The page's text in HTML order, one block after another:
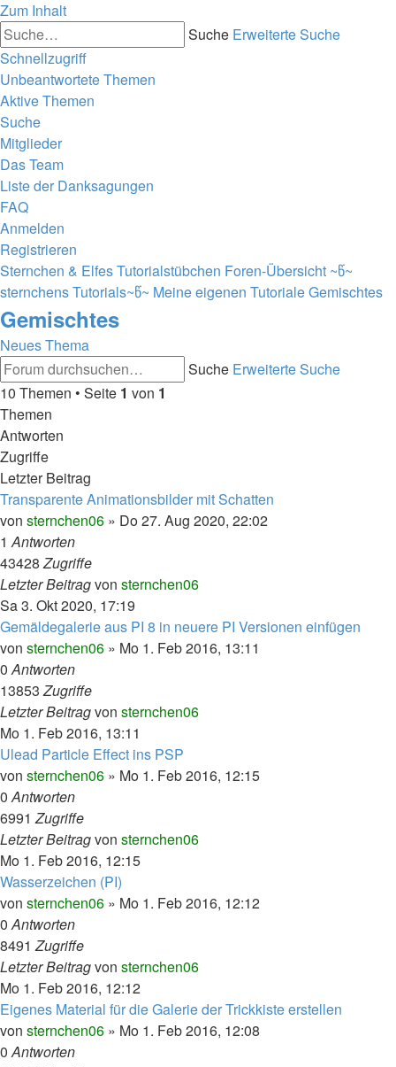
Zum Inhalt
Suche Erweiterte Suche
Schnellzugriff
Unbeantwortete Themen
Aktive Themen
Suche
Mitglieder
Das Team
Liste der Danksagungen
FAQ
Anmelden
Registrieren
Sternchen & Elfes Tutorialstübchen Foren-Übersicht ~წ~
sternchens Tutorials~წ~ Meine eigenen TutorialeGemischtes
Gemischtes
Neues Thema
Suche Erweiterte Suche
10 Themen • Seite 1 von 1
Themen
Antworten
Zugriffe
Letzter Beitrag
Transparente Animationsbilder mit Schatten
von sternchen06 » Do 27. Aug 2020, 22:02
1Antworten
43428Zugriffe
Letzter Beitragvon sternchen06
Sa 3. Okt 2020, 17:19
Gemäldegalerie aus PI 8 in neuere PI Versionen einfügen
von sternchen06 » Mo 1. Feb 2016, 13:11
0Antworten
13853Zugriffe
Letzter Beitragvon sternchen06
Mo 1. Feb 2016, 13:11
Ulead Particle Effect ins PSP
von sternchen06 » Mo 1. Feb 2016, 12:15
0Antworten
6991Zugriffe
Letzter Beitragvon sternchen06
Mo 1. Feb 2016, 12:15
Wasserzeichen (PI)
von sternchen06 » Mo 1. Feb 2016, 12:12
0Antworten
8491Zugriffe
Letzter Beitragvon sternchen06
Mo 1. Feb 2016, 12:12
Eigenes Material für die Galerie der Trickkiste erstellen
von sternchen06 » Mo 1. Feb 2016, 12:08
0Antworten